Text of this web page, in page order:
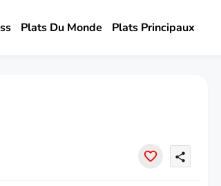
Plats Du Monde Plats Principaux
share